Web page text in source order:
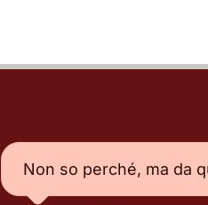
Non so perché, ma da